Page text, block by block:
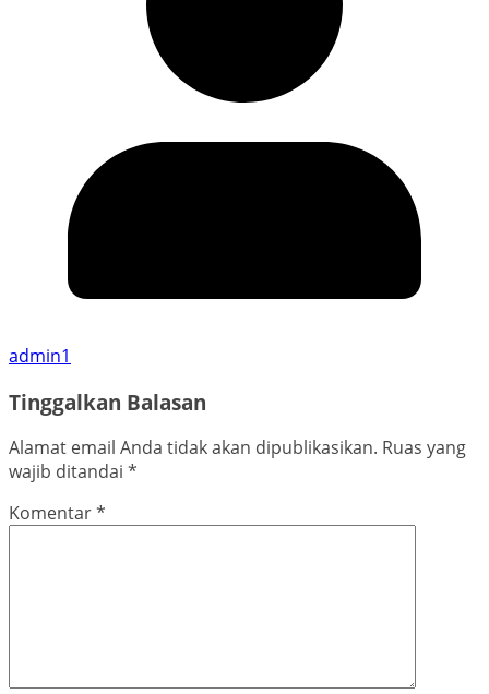
admin1
Tinggalkan Balasan
Alamat email Anda tidak akan dipublikasikan. Ruas yang
wajib ditandai *
Komentar*